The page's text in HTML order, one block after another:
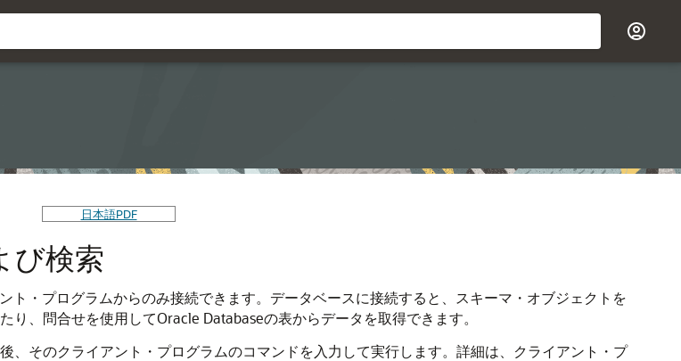
日本語PDF
び検索
ト・プログラムからのみ接続できます。データベースに接続すると、スキーマ・オブジェクトを
、問合せを使用してOracle Databaseの表からデータを取得できます。
、そのクライアント・プログラムのコマンドを入力して実行します。詳細は、クライアント・プ